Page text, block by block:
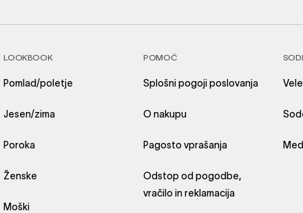
LOOKBOOK
Pomlad/poletje
Jesen/zima
Poroka
Ženske
Moški
POMOČ
Splošni pogoji poslovanja
O nakupu
Pagosto vprašanja
Odstop od pogodbe,
vračilo in reklamacija